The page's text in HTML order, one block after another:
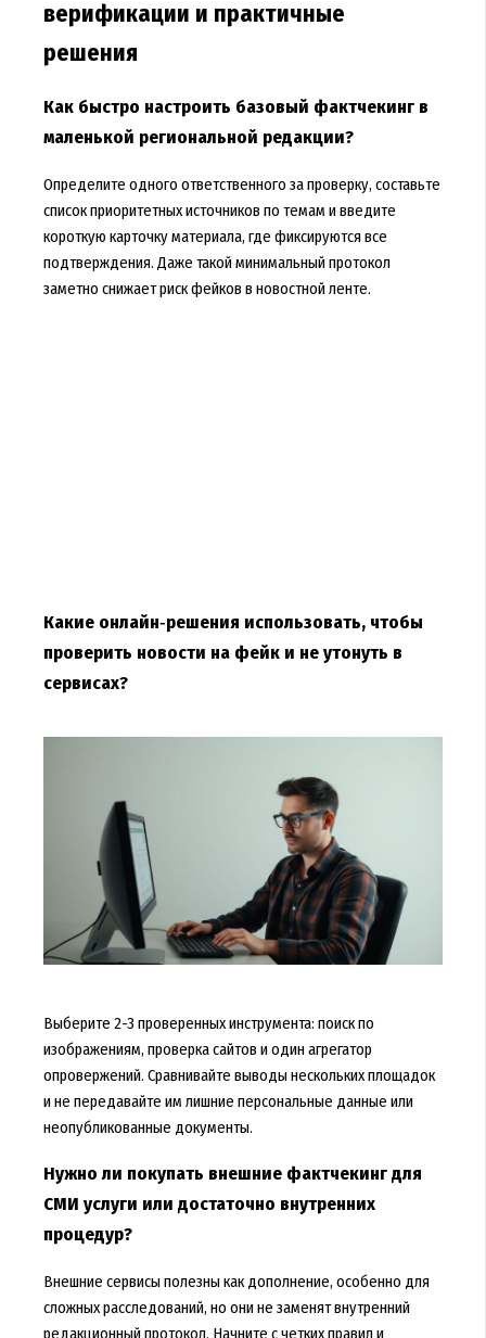
верификации и практичные
решения
Как быстро настроить базовый фактчекинг в
маленькой региональной редакции?
Определите одного ответственного за проверку, составьте
список приоритетных источников по темам и введите
короткую карточку материала, где фиксируются все
подтверждения. Даже такой минимальный протокол
заметно снижает риск фейков в новостной ленте.
Какие онлайн‑решения использовать, чтобы
проверить новости на фейк и не утонуть в
сервисах?
Выберите 2-3 проверенных инструмента: поиск по
изображениям, проверка сайтов и один агрегатор
опровержений. Сравнивайте выводы нескольких площадок
и не передавайте им лишние персональные данные или
неопубликованные документы.
Нужно ли покупать внешние фактчекинг для
СМИ услуги или достаточно внутренних
процедур?
Внешние сервисы полезны как дополнение, особенно для
сложных расследований, но они не заменят внутренний
редакционный протокол. Начните с четких правил и